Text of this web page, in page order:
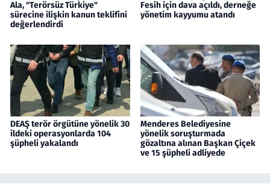
Ala, "Terörsüz Türkiye"
sürecine ilişkin kanun teklifini
değerlendirdi
Fesih için dava açıldı, derneğe
yönetim kayyumu atandı
DEAŞ terör örgütüne yönelik 30
ildeki operasyonlarda 104
şüpheli yakalandı
Menderes Belediyesine
yönelik soruşturmada
gözaltına alınan Başkan Çiçek
ve 15 şüpheli adliyede